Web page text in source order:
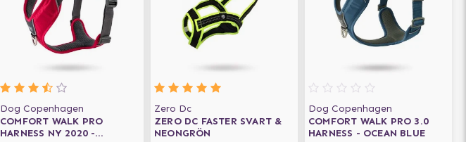
Dog Copenhagen
COMFORT WALK PRO
HARNESS NY 2020 -
Zero Dc
ZERO DC FASTER SVART &
NEONGRÖN
Dog Copenhagen
COMFORT WALK PRO 3.0
HARNESS - OCEAN BLUE